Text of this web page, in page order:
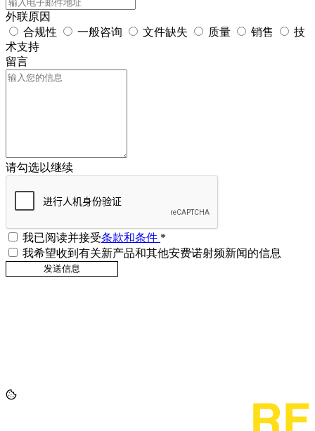
外联原因
合规性
一般咨询 文件缺失 质量 销售
技
术支持
留言
请勾选以继续
我已阅读并接受条款和条件 *
我希望收到有关新产品和其他安费诺射频新闻的信息